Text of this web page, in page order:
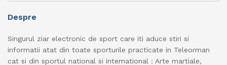
Despre
Singurul ziar electronic de sport care iti aduce stiri si
informatii atat din toate sporturile practicate in Teleorman
cat si din sportul national si international : Arte martiale,